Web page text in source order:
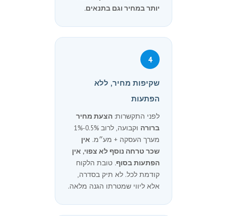
יותר במחיר וגם בתנאים.
4
שקיפות מחיר, ללא
הפתעות
לפני התקשרות: הצעת מחיר
ברורה
וקבועה, לרוב 0.5%-1%
מערך העסקה + מע״מ. אין
שכר טרחה נוסף לא צפוי, אין
הפתעות בסוף. טובת הלקוח
קודמת לכל. לא תיק בסדרה,
אלא ליווי שמטרתו הגנה מלאה.